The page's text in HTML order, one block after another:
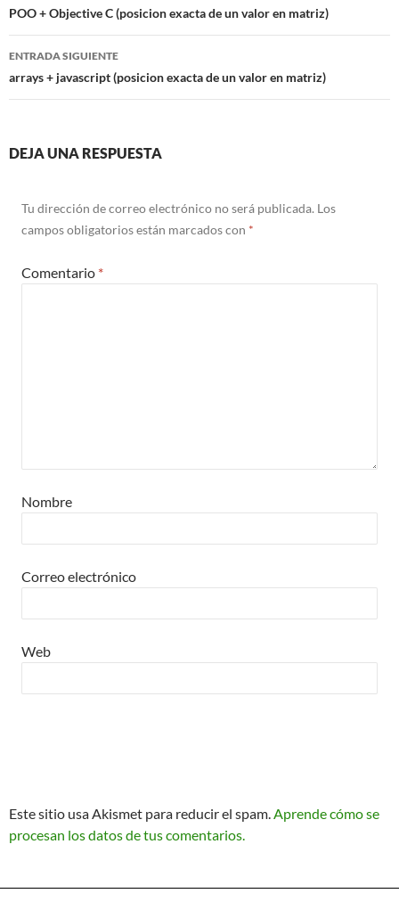
de
entradas
POO + Objective C (posicion exacta de un valor en matriz)
ENTRADA SIGUIENTE
arrays + javascript (posicion exacta de un valor en matriz)
DEJA UNA RESPUESTA
Tu dirección de correo electrónico no será publicada. Los
campos obligatorios están marcados con *
Comentario *
Nombre
Correo electrónico
Web
Este sitio usa Akismet para reducir el spam. Aprende cómo se
procesan los datos de tus comentarios.